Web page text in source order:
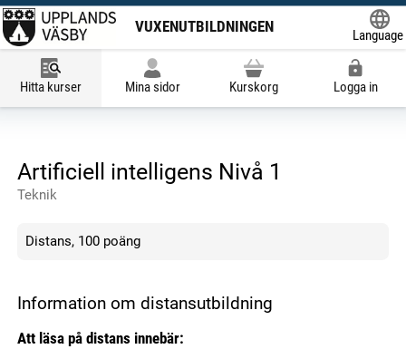
VUXENUTBILDNINGEN Language
Hitta kurser Mina sidor Kurskorg Logga in
Artificiell intelligens Nivå 1
Teknik
Distans, 100 poäng
Information om distansutbildning
Att läsa på distans innebär: